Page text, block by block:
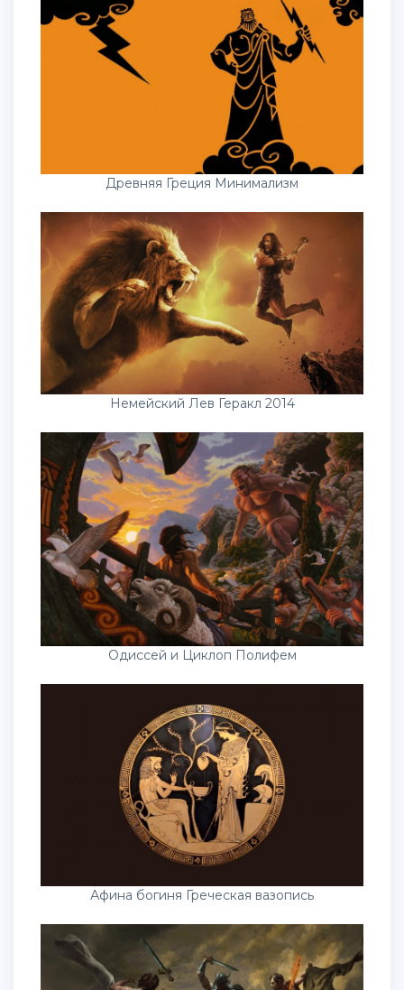
Древняя Греция Минимализм
Немейский Лев Геракл 2014
Одиссей и Циклоп Полифем
Афина богиня Греческая вазопись